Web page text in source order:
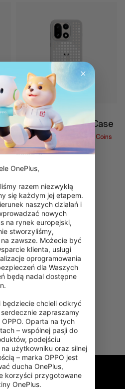
OnePlus 15 Hole-
Pattern Magnetic Case
Save up to 2,00 € With RedCoins
39,99 €
Protection
OnePlus,
razem niezwykłą
się każdym jej etapem.
naszych działań i
nowych
na rynek europejski,
stworzyliśmy,
zawsze. Możecie być
klienta, usługi
oprogramowania
dla Waszych
będą nadal dostępne
będziecie chcieli odkryć
zapraszamy
Oparta na tych
– wspólnej pasji do
podejściu
użytkowniku oraz silnej
– marka OPPO jest
ducha OnePlus,
korzyści przygotowane
OnePlus.